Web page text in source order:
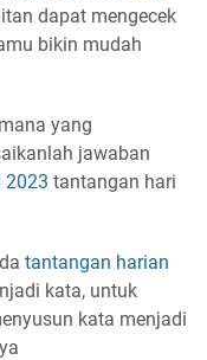
dapat mengecek
bikin mudah
yang
jawaban
2023 tantangan hari
tantangan harian
kata, untuk
kata menjadi